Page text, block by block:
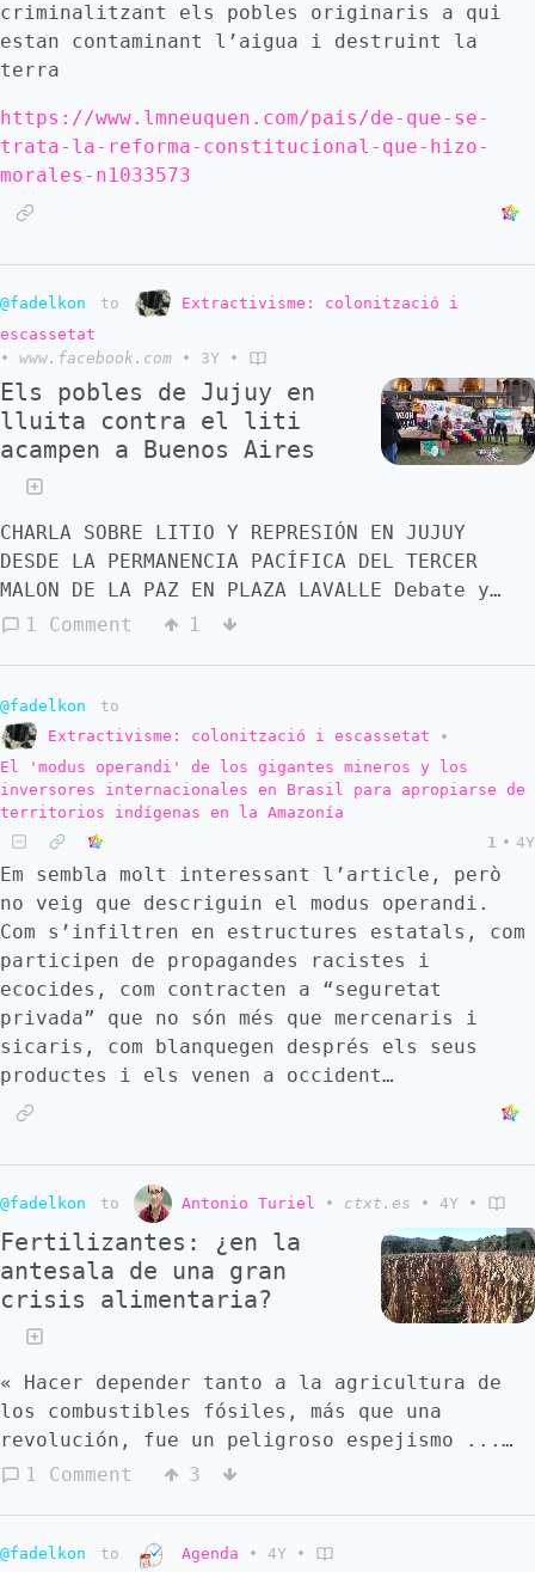
criminalitzant els pobles originaris a qui
estan contaminant l’aigua i destruint la
terra
https://www.lmneuquen.com/pais/de-que-se-
trata-la-reforma-constitucional-que-hizo-
morales-n1033573
@fadelkon to
Extractivisme: colonització i
escassetat
•
www.facebook.com • 3Y •
Els pobles de Jujuy en
lluita contra el liti
acampen a Buenos Aires
CHARLA SOBRE LITIO Y REPRESIÓN EN JUJUY
DESDE LA PERMANENCIA PACÍFICA DEL TERCER
MALON DE LA PAZ EN PLAZA LAVALLE Debate y
reflexión sobre el avance de la explotación
gobiernos para todo el territorio. Exponen -
📌 Federico Nacif (Docente universitario UNQ)
- 📌 Aurora Choque (comunera del Tercer Malón
por la Paz de Jujuy) #TeleSISA Comunicación
con identidad
1 Comment 1
@fadelkon
to
Extractivisme: colonització i escassetat
•
El 'modus operandi' de los gigantes mineros y los
inversores internacionales en Brasil para apropiarse de
territorios indígenas en la Amazonía
1 • 4Y
Em sembla molt interessant l’article, però
no veig que descriguin el modus operandi.
Com s’infiltren en estructures estatals, com
participen de propagandes racistes i
ecocides, com contracten a “seguretat
privada” que no són més que mercenaris i
sicaris, com blanquegen després els seus
productes i els venen a occident…
@fadelkon to Antonio Turiel • ctxt.es • 4Y •
Fertilizantes: ¿en la
antesala de una gran
crisis alimentaria?
« Hacer depender tanto a la agricultura de
los combustibles fósiles, más que una
revolución, fue un peligroso espejismo ...
Que uno de los mayores productores de gas
para hacer reaccionar a nuestros líderes
1 Comment 3
@fadelkon to Agenda • 4Y •